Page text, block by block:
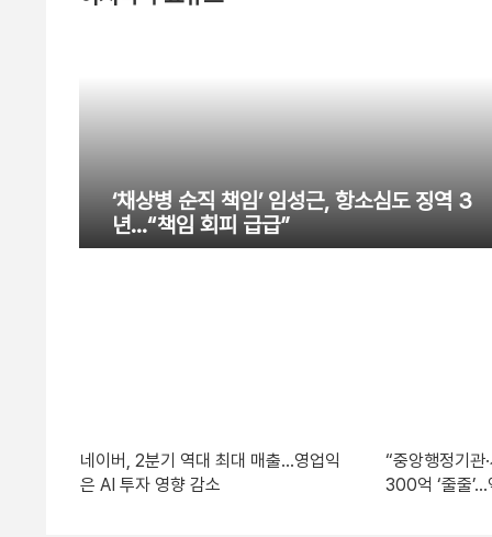
‘채상병 순직 책임’ 임성근, 항소심도 징역 3
년…“책임 회피 급급”
네이버, 2분기 역대 최대 매출…영업익
은 AI 투자 영향 감소
“중앙행정기관
300억 ‘줄줄